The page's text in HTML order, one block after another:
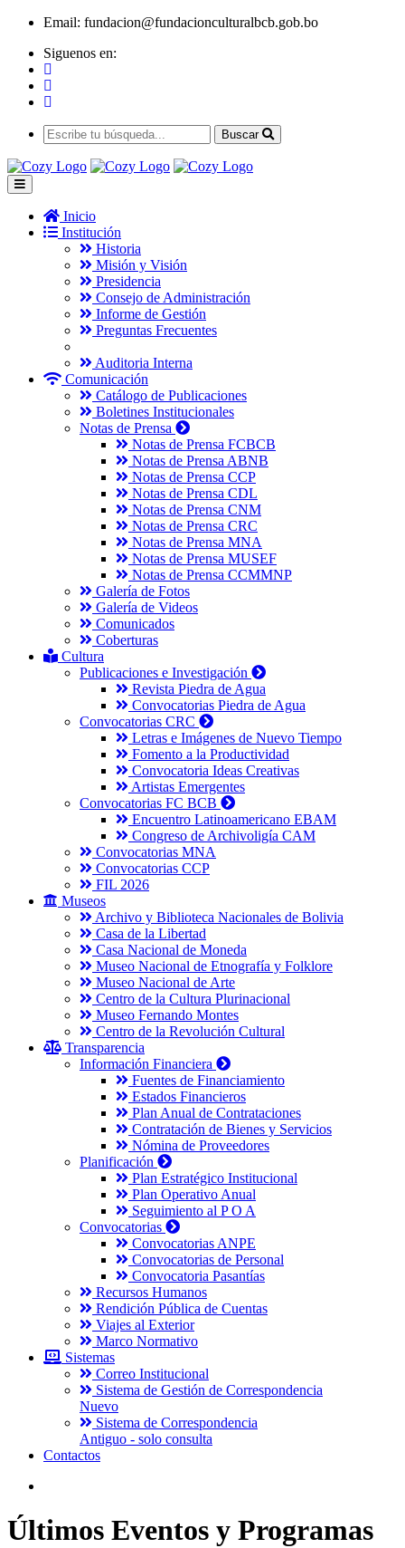
Email: fundacion@fundacionculturalbcb.gob.bo
Siguenos en:
Buscar
Inicio
Institución
Historia
Misión y Visión
Presidencia
Consejo de Administración
Informe de Gestión
Preguntas Frecuentes
Auditoria Interna
Comunicación
Catálogo de Publicaciones
Boletines Institucionales
Notas de Prensa
Notas de Prensa FCBCB
Notas de Prensa ABNB
Notas de Prensa CCP
Notas de Prensa CDL
Notas de Prensa CNM
Notas de Prensa CRC
Notas de Prensa MNA
Notas de Prensa MUSEF
Notas de Prensa CCMMNP
Galería de Fotos
Galería de Videos
Comunicados
Coberturas
Cultura
Publicaciones e Investigación
Revista Piedra de Agua
Convocatorias Piedra de Agua
Convocatorias CRC
Letras e Imágenes de Nuevo Tiempo
Fomento a la Productividad
Convocatoria Ideas Creativas
Artistas Emergentes
Convocatorias FC BCB
Encuentro Latinoamericano EBAM
Congreso de Archivoligía CAM
Convocatorias MNA
Convocatorias CCP
FIL 2026
Museos
Archivo y Biblioteca Nacionales de Bolivia
Casa de la Libertad
Casa Nacional de Moneda
Museo Nacional de Etnografía y Folklore
Museo Nacional de Arte
Centro de la Cultura Plurinacional
Museo Fernando Montes
Centro de la Revolución Cultural
Transparencia
Información Financiera
Fuentes de Financiamiento
Estados Financieros
Plan Anual de Contrataciones
Contratación de Bienes y Servicios
Nómina de Proveedores
Planificación
Plan Estratégico Institucional
Plan Operativo Anual
Seguimiento al P O A
Convocatorias
Convocatorias ANPE
Convocatorias de Personal
Convocatoria Pasantías
Recursos Humanos
Rendición Pública de Cuentas
Viajes al Exterior
Marco Normativo
Sistemas
Correo Institucional
Sistema de Gestión de Correspondencia
Nuevo
Sistema de Correspondencia
Antiguo - solo consulta
Contactos
Últimos Eventos y Programas